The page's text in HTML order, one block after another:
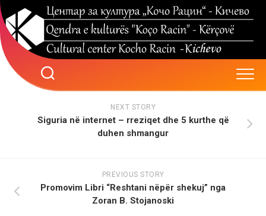
Skip
to
content
NEXT STORY
Siguria në internet – rreziqet dhe 5 kurthe që
duhen shmangur
PREVIOUS STORY
Promovim Libri “Reshtani nëpër shekuj” nga
Zoran B. Stojanoski